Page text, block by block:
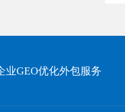
业GEO优化外包服务